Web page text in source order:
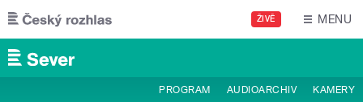
Přejít k hlavnímu obsahu
ŽIVĚ MENU
PROGRAM AUDIOARCHIV KAMERY